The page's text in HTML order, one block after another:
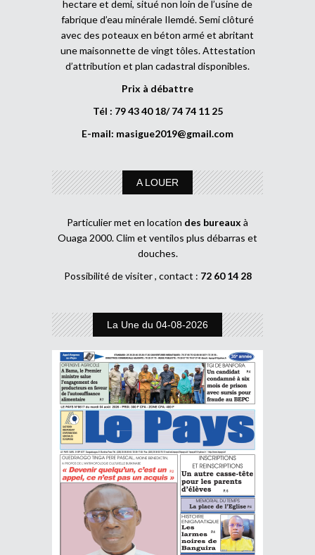
hectare et demi, situé non loin de l’usine de
fabrique d’eau minérale Ilemdé. Semi clôturé
avec des poteaux en béton armé et abritant
une maisonnette de vingt tôles. Attestation
d’attribution et plan cadastral disponibles.
Prix à débattre
Tél : 79 43 40 18/ 74 74 11 25
E-mail: masigue2019@gmail.com
A LOUER
Particulier met en location des bureaux à
Ouaga 2000. Clim et ventilos plus débarras et
douches.
Possibilité de visiter , contact : 72 60 14 28
La Une du 04-08-2026